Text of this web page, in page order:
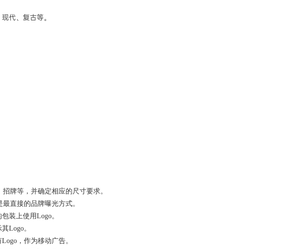
代、复古等。
牌等，并确定相应的尺寸要求。
最直接的品牌曝光方式。
装上使用Logo。
其Logo。
Logo，作为移动广告。